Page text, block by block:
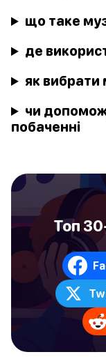
що таке
де
як вибрати
чи
побаченні
Топ